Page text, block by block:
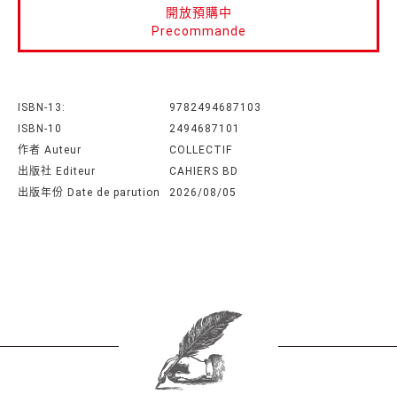
開放預購中
Precommande
ISBN-13:
9782494687103
ISBN-10
2494687101
作者 Auteur
COLLECTIF
出版社 Editeur
CAHIERS BD
出版年份 Date de parution
2026/08/05